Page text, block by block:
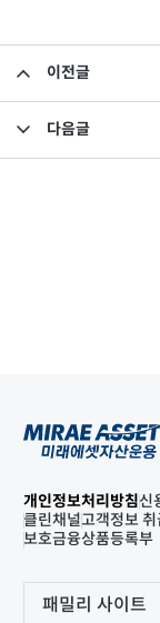
이전글
다음글
개인정보처리방침신
클린채널고객정보 취
보호금융상품등록부
패밀리 사이트